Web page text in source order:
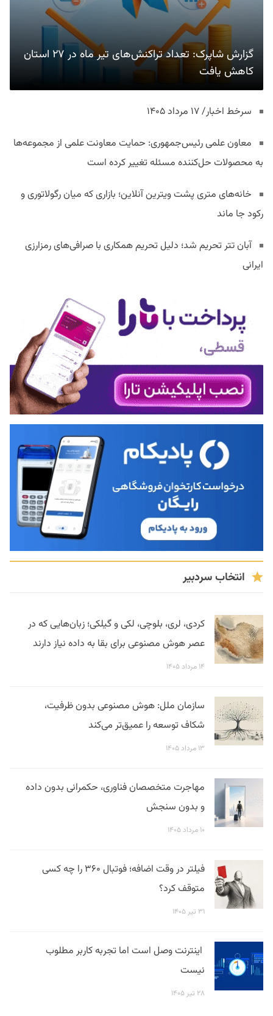
گزارش شاپرک: تعداد تراکنش‌های تیر ماه در ۲۷ استان‌
کاهش یافت
سرخط اخبار/ ۱۷ مرداد ۱۴۰۵
معاون علمی رئیس‌جمهوری: حمایت معاونت علمی از مجموعه‌ها
به محصولات حل‌کننده مسئله تغییر کرده است
خانه‌های متری پشت ویترین آنلاین؛ بازاری که میان رگولاتوری و
رکود جا ماند
آبان تتر تحریم شد؛ دلیل تحریم همکاری با صرافی‌های رمزارزی
ایرانی
انتخاب سردبیر
کردی، لری، بلوچی، لکی و گیلکی؛ زبان‌هایی که در
عصر هوش مصنوعی برای بقا به داده نیاز دارند
۱۴ مرداد ۱۴۰۵
سازمان ملل: هوش مصنوعی بدون ظرفیت،
شکاف توسعه را عمیق‌تر می‌کند
۱۳ مرداد ۱۴۰۵
مهاجرت متخصصان فناوری، حکمرانی بدون داده
و بدون سنجش
۱۰ مرداد ۱۴۰۵
فیلتر در وقت اضافه؛ فوتبال ۳۶۰ را چه کسی
متوقف کرد؟
۳۱ تیر ۱۴۰۵
اینترنت وصل است اما تجربه کاربر مطلوب
نیست
۲۸ تیر ۱۴۰۵